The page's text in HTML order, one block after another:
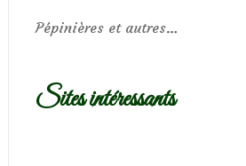
Pépinières et autres…
Sites intéressants